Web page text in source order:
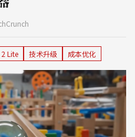
Lite 技术升级 成本优化